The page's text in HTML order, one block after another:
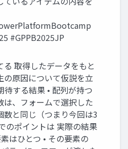
#GPPB2025JP
る 取得したデータをもと
の原因について仮説を立
待する結果 • 配列が持つ
は、フォームで選択した
数と同じ（つまり今回は3
のポイントは 実際の結果
はひとつ • その要素の